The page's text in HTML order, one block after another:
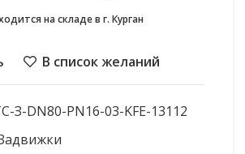
на складе в г. Курган
В список желаний
З-DN80-PN16-03-KFE-13112